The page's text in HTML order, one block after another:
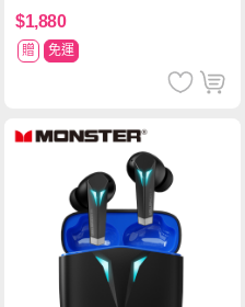
$1,880
贈 免運